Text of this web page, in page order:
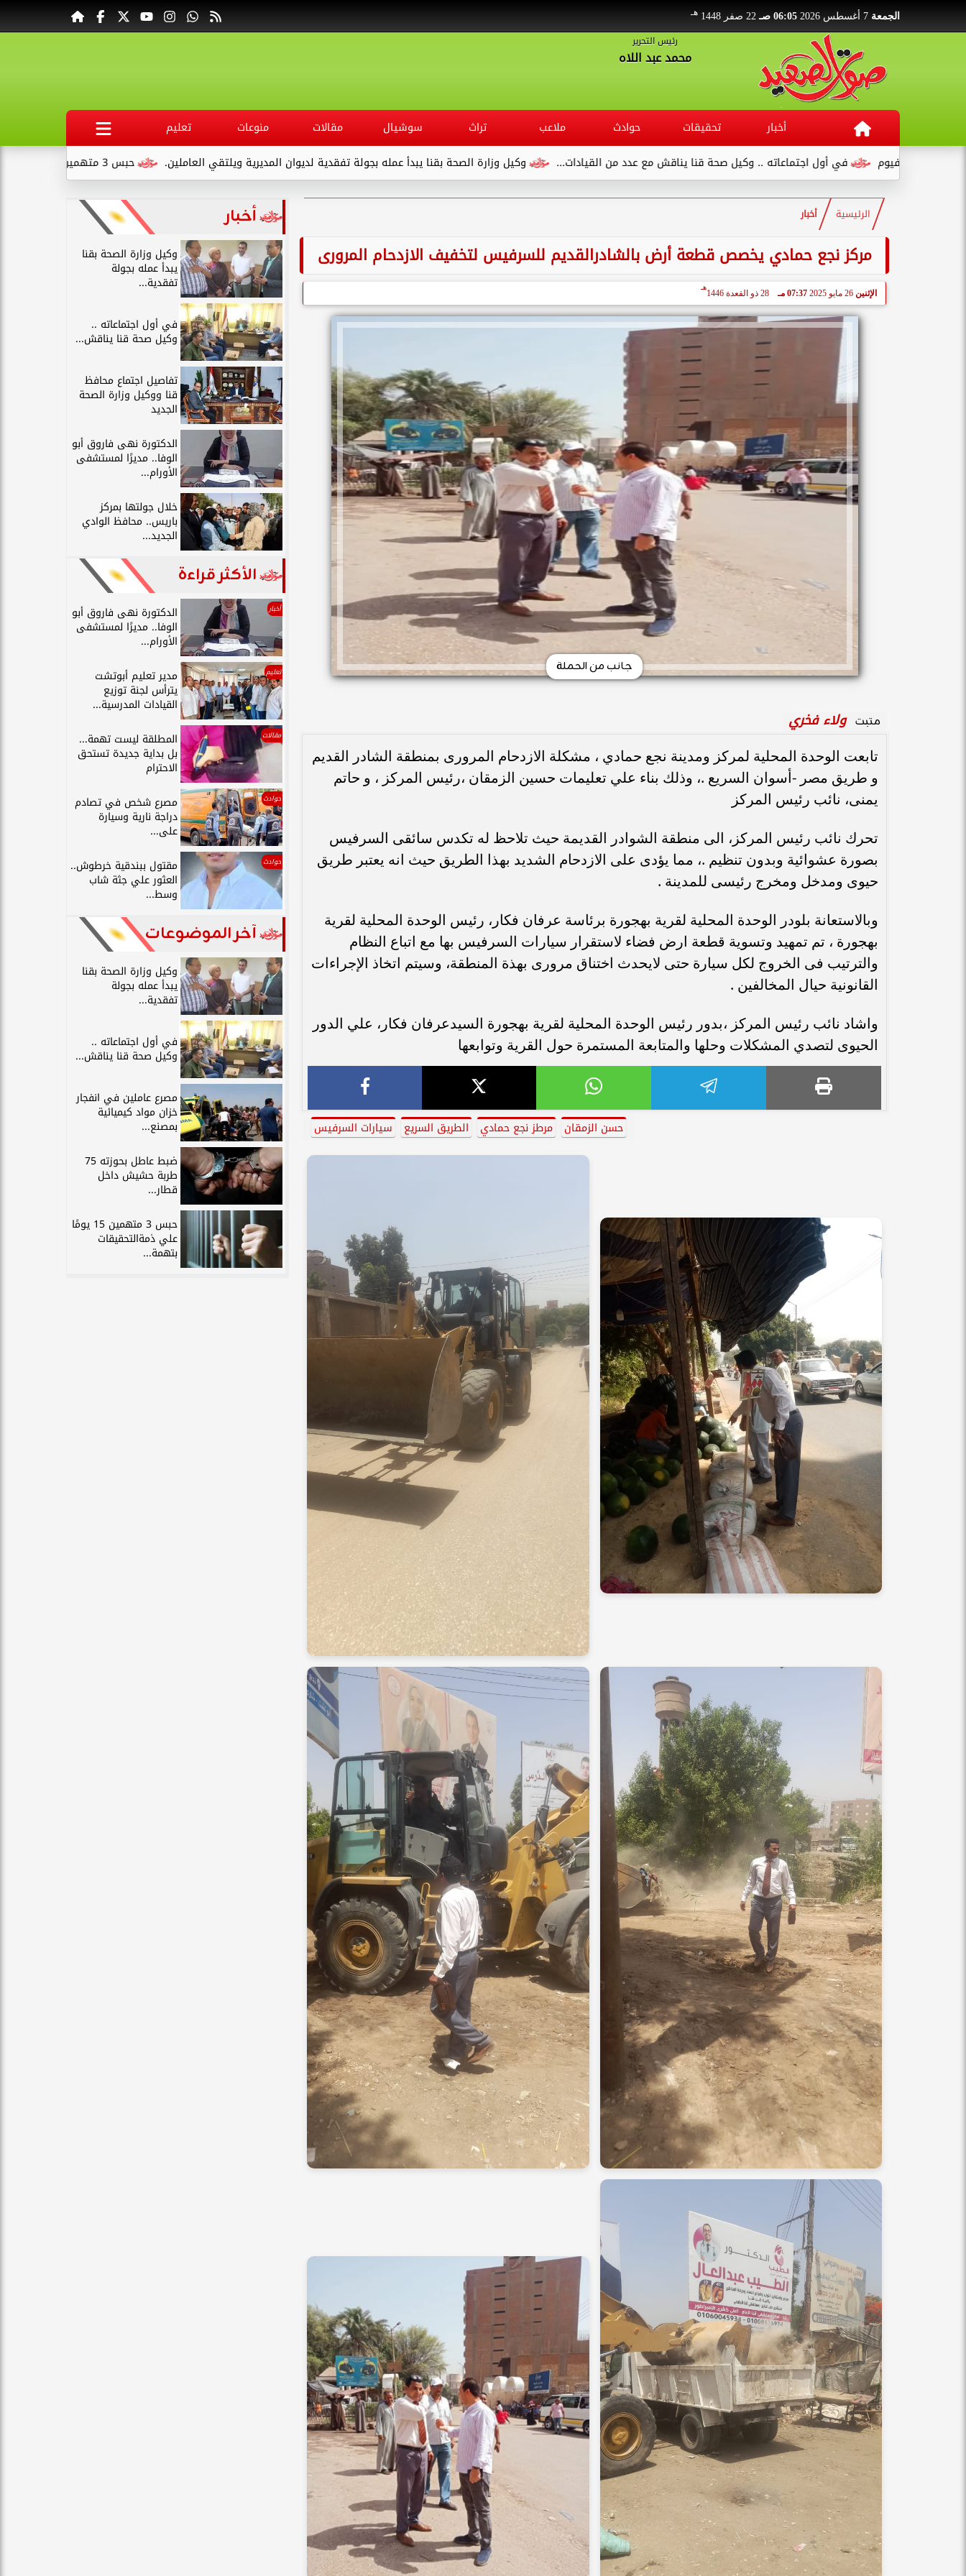
الجمعة 06:05 صـ 22 صفر 1448 هـ
رئيس التحرير
محمد عبد اللاه
أخبار تحقيقات حوادث ملاعب تراث سوشيال مقالات منوعات
تعليم
حبس 3 متهمين 15 يومًا علي ذمةالتحقيقات بتهمة التنقيب عن الآثار داخل...
وكيل وزارة الصحة بقنا يبدأ عمله بجولة تفقدية لديوان المديرية ويلتقي العاملين. في أول اجتماعاته .. وكيل صحة قنا يناقش مع عدد من القيادات...
الرئيسية أخبار
مركز نجع حمادي يخصص قطعة أرض بالشادرالقديم للسرفيس لتخفيف الازدحام المرورى
الإثنين 26 مايو 2025 07:37 مـ 28 ذو القعدة 1446
هـ
جانب من الحملة
متبت ولاء فخري
تابعت الوحدة المحلية لمركز ومدينة نجع حمادي ، مشكلة الازدحام المرورى بمنطقة الشادر القديم
و طريق مصر -أسوان السريع .، وذلك بناء علي تعليمات حسين الزمقان ،رئيس المركز ، و حاتم
يمنى، نائب رئيس المركز
تحرك نائب رئيس المركز، الى منطقة الشوادر القديمة حيث تلاحظ له تكدس سائقى السرفيس
بصورة عشوائية وبدون تنظيم .، مما يؤدى على الازدحام الشديد بهذا الطريق حيث انه يعتبر طريق
حيوى ومدخل ومخرج رئيسى للمدينة .
وبالاستعانة بلودر الوحدة المحلية لقرية بهجورة برئاسة عرفان فكار، رئيس الوحدة المحلية لقرية
بهجورة ، تم تمهيد وتسوية قطعة ارض فضاء لاستقرار سيارات السرفيس بها مع اتباع النظام
والترتيب فى الخروج لكل سيارة حتى لايحدث اختناق مرورى بهذة المنطقة، وسيتم اتخاذ الإجراءات
القانونية حيال المخالفين .
واشاد نائب رئيس المركز ،بدور رئيس الوحدة المحلية لقرية بهجورة السيدعرفان فكار، علي الدور
الحيوى لتصدي المشكلات وحلها والمتابعة المستمرة حول القرية وتوابعها
حسن الزمقان مرطز نجع حمادي الطريق السريع سيارات السرفيس
أخبار
وكيل وزارة الصحة بقنا
يبدأ عمله بجولة
تفقدية...
في أول اجتماعاته ..
وكيل صحة قنا يناقش...
تفاصيل اجتماع محافظ
قنا ووكيل وزارة الصحة
الجديد
الدكتورة نهى فاروق أبو
الوفا.. مديرًا لمستشفى
الأورام...
خلال جولتها بمركز
باريس.. محافظ الوادي
الجديد...
الأكثر قراءة
أخبار الدكتورة نهى فاروق أبو
الوفا.. مديرًا لمستشفى
الأورام...
تعليم مدير تعليم أبوتشت
يترأس لجنة توزيع
القيادات المدرسية...
مقالات المطلقة ليست تهمة...
بل بداية جديدة تستحق
الاحترام
حوادث مصرع شخص في تصادم
دراجة نارية وسيارة
على...
حوادث مقتول ببندقية خرطوش..
العثور علي جثة شاب
وسط...
آخر الموضوعات
وكيل وزارة الصحة بقنا
يبدأ عمله بجولة
تفقدية...
في أول اجتماعاته ..
وكيل صحة قنا يناقش...
مصرع عاملين في انفجار
خزان مواد كيميائية
بمصنع...
ضبط عاطل بحوزته 75
طربة حشيش داخل
قطار...
حبس 3 متهمين 15 يومًا
علي ذمةالتحقيقات
بتهمة...